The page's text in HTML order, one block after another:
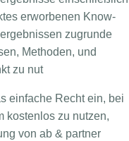
erworbenen Know-
zugrunde
Methoden, und
zu nut
einfache Recht ein, bei
kostenlos zu nutzen,
von ab & partner